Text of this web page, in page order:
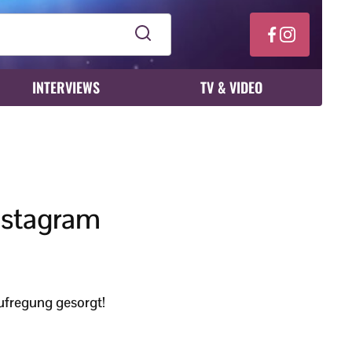
INTERVIEWS TV & VIDEO
gesorgt!